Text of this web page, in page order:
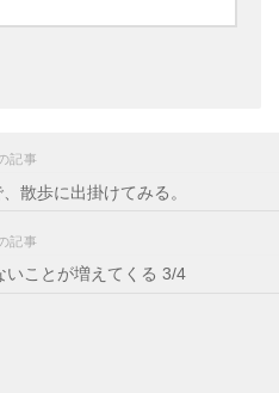
記事
散歩に出掛けてみる。
記事
いことが増えてくる 3/4